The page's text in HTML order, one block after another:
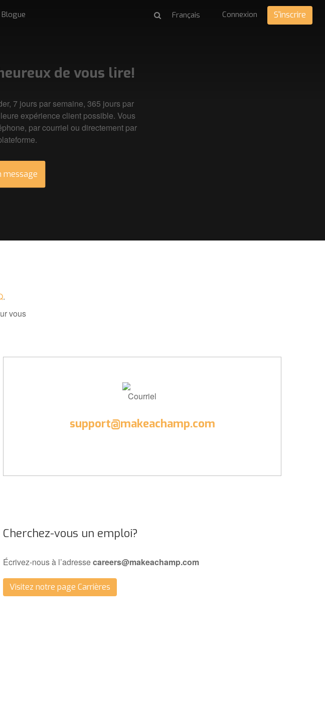
de vous lire!
7 jours par semaine, 365 jours par
expérience client possible. Vous
par courriel ou directement par
message
Blogue Connexion S'inscrire
.
vous
Courriel
support@makeachamp.com
Cherchez-vous un emploi?
Écrivez-nous à l’adressecareers@makeachamp.com
Visitez notre page Carrières